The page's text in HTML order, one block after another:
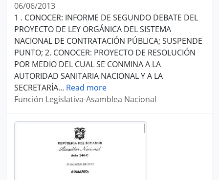
06/06/2013
1 . CONOCER: INFORME DE SEGUNDO DEBATE DEL
PROYECTO DE LEY ORGÁNICA DEL SISTEMA
NACIONAL DE CONTRATACIÓN PÚBLICA; SUSPENDE
PUNTO; 2. CONOCER: PROYECTO DE RESOLUCIÓN
POR MEDIO DEL CUAL SE CONMINA A LA
AUTORIDAD SANITARIA NACIONAL Y A LA
SECRETARÍA… Read more
Función Legislativa-Asamblea Nacional